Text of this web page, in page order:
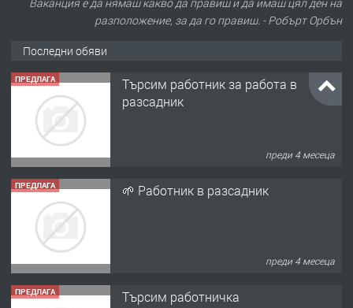
разположение, за да го правиш. - Робърт Орбън
Последни обяви
ПРЕДЛАГА
Търсим работник за работа в
разсадник
преди 4 месеца
ПРЕДЛАГА 🌱 Работник в разсадник
преди 4 месеца
ПРЕДЛАГА Търсим работничка